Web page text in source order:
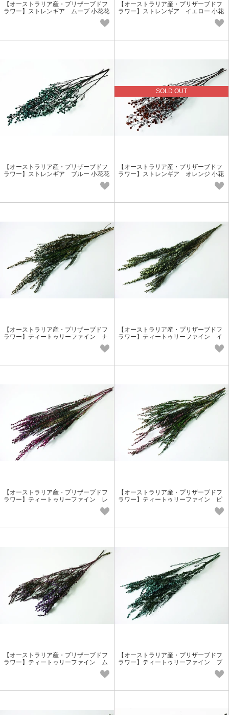
【オーストラリア産・プリザーブドフ
ラワー】ストレンギア ムーブ 小花花
【オーストラリア産・プリザーブドフ
ラワー】ストレンギア イエロー 小花
【オーストラリア産・プリザーブドフ
ラワー】ストレンギア ブルー 小花花
SOLD OUT
【オーストラリア産・プリザーブドフ
ラワー】ストレンギア オレンジ 小花
【オーストラリア産・プリザーブドフ
ラワー】ティートゥリーファイン ナ
【オーストラリア産・プリザーブドフ
ラワー】ティートゥリーファイン イ
【オーストラリア産・プリザーブドフ
ラワー】ティートゥリーファイン レ
【オーストラリア産・プリザーブドフ
ラワー】ティートゥリーファイン ピ
【オーストラリア産・プリザーブドフ
ラワー】ティートゥリーファイン ム
【オーストラリア産・プリザーブドフ
ラワー】ティートゥリーファイン ブ